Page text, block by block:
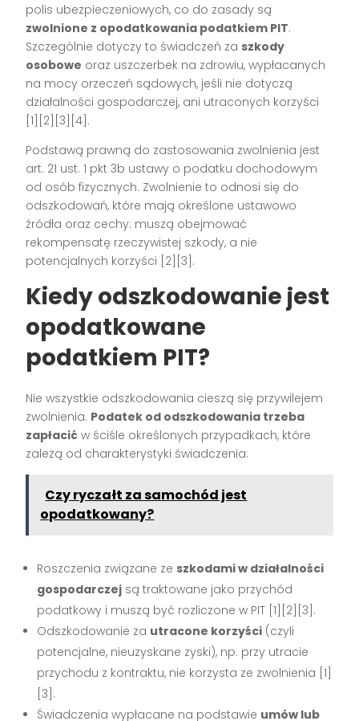
polis ubezpieczeniowych, co do zasady są
zwolnione z opodatkowania podatkiem PIT.
Szczególnie dotyczy to świadczeń za szkody
osobowe oraz uszczerbek na zdrowiu, wypłacanych
na mocy orzeczeń sądowych, jeśli nie dotyczą
działalności gospodarczej, ani utraconych korzyści
[1][2][3][4].
Podstawą prawną do zastosowania zwolnienia jest
art. 21 ust. 1 pkt 3b ustawy o podatku dochodowym
od osób fizycznych. Zwolnienie to odnosi się do
odszkodowań, które mają określone ustawowo
źródła oraz cechy: muszą obejmować
rekompensatę rzeczywistej szkody, a nie
potencjalnych korzyści [2][3].
Kiedy odszkodowanie jest
opodatkowane
podatkiem PIT?
Nie wszystkie odszkodowania cieszą się przywilejem
zwolnienia. Podatek od odszkodowania trzeba
zapłacić w ściśle określonych przypadkach, które
zależą od charakterystyki świadczenia:
Czy ryczałt za samochód jest
opodatkowany?
Roszczenia związane ze szkodami w działalności
gospodarczej są traktowane jako przychód
podatkowy i muszą być rozliczone w PIT [1][2][3].
Odszkodowanie za utracone korzyści (czyli
potencjalne, nieuzyskane zyski), np. przy utracie
przychodu z kontraktu, nie korzysta ze zwolnienia [1]
[3].
Świadczenia wypłacane na podstawie umów lub